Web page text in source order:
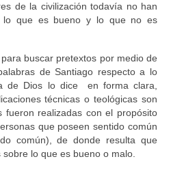
de la civilización todavía no han
lo que es bueno y lo que no es
buscar pretextos por medio de
de Santiago respecto a lo
de Dios lo dice en forma clara,
técnicas o teológicas son
fueron realizadas con el propósito
que poseen sentido común
común), de donde resulta que
lo que es bueno o malo.